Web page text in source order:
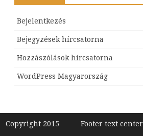
Bejelentkezés
Bejegyzések hírcsatorna
Hozzászólások hírcsatorna
WordPress Magyarország
Copyright 2015 Footer text center